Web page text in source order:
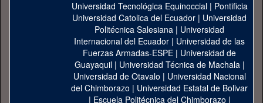
Universidad Tecnológica Equinoccial| Pontificia
Universidad Catolica del Ecuador | Universidad
Politécnica Salesiana | Universidad
Internacional del Ecuador | Universidad de las
Fuerzas Armadas-ESPE | Universidad de
Guayaquil| Universidad Técnica de Machala|
Universidad de Otavalo | Universidad Nacional
del Chimborazo | Universidad Estatal de Bolivar
| Escuela Politécnica del Chimborazo |